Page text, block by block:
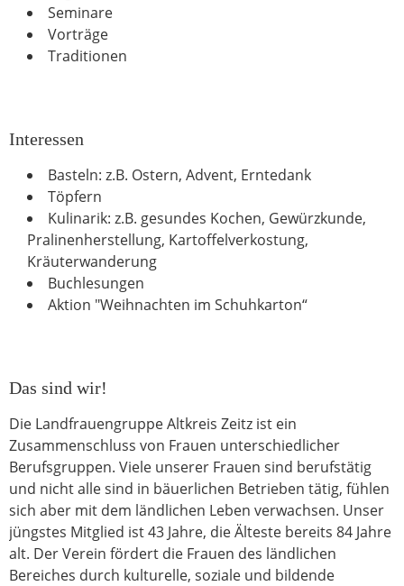
Seminare
Vorträge
Traditionen
Interessen
Basteln: z.B. Ostern, Advent, Erntedank
Töpfern
Kulinarik: z.B. gesundes Kochen, Gewürzkunde,
Pralinenherstellung, Kartoffelverkostung,
Kräuterwanderung
Buchlesungen
Aktion "Weihnachten im Schuhkarton“
Das sind wir!
Die Landfrauengruppe Altkreis Zeitz ist ein
Zusammenschluss von Frauen unterschiedlicher
Berufsgruppen. Viele unserer Frauen sind berufstätig
und nicht alle sind in bäuerlichen Betrieben tätig, fühlen
sich aber mit dem ländlichen Leben verwachsen. Unser
jüngstes Mitglied ist 43 Jahre, die Älteste bereits 84 Jahre
alt. Der Verein fördert die Frauen des ländlichen
Bereiches durch kulturelle, soziale und bildende